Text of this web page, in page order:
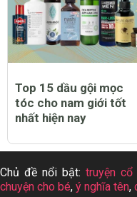
Top 15 dầu gội mọc
tóc cho nam giới tốt
nhất hiện nay
Chủ đề nổi bật:truyện cổ
chuyện cho bé, ý nghĩa tên,